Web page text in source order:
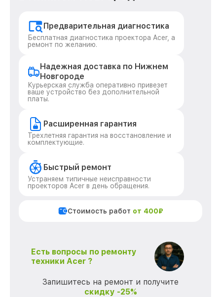
Предварительная диагностика
Бесплатная диагностика проектора Acer, а
ремонт по желанию.
Надежная доставка по Нижнем
Новгороде
Курьерская служба оперативно привезет
ваше устройство без дополнительной
платы.
Расширенная гарантия
Трехлетняя гарантия на восстановление и
комплектующие.
Быстрый ремонт
Устраняем типичные неисправности
проекторов Acer в день обращения.
Стоимость работ от 400₽
Есть вопросы по ремонту
техники Acer ?
Запишитесь на ремонт и получите
скидку -25%